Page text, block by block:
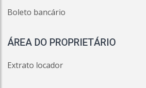
Boleto bancário
ÁREA DO PROPRIETÁRIO
Extrato locador